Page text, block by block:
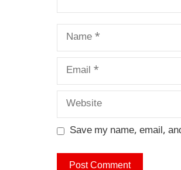
Name
Email
Website
Save my name, email,